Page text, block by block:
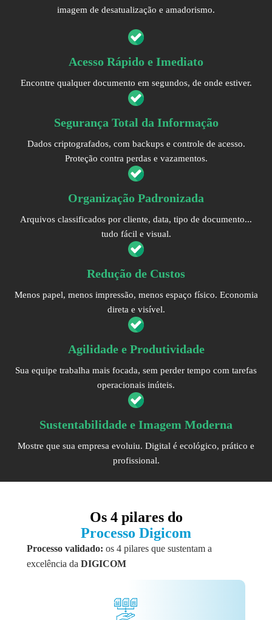
imagem de desatualização e amadorismo.
Acesso Rápido e Imediato
Encontre qualquer documento em segundos, de onde estiver.
Segurança Total da Informação
Dados criptografados, com backups e controle de acesso.
Proteção contra perdas e vazamentos.
Organização Padronizada
Arquivos classificados por cliente, data, tipo de documento...
tudo fácil e visual.
Redução de Custos
Menos papel, menos impressão, menos espaço físico. Economia
direta e visível.
Agilidade e Produtividade
Sua equipe trabalha mais focada, sem perder tempo com tarefas
operacionais inúteis.
Sustentabilidade e Imagem Moderna
Mostre que sua empresa evoluiu. Digital é ecológico, prático e
profissional.
Os 4 pilares do
Processo Digicom
Processo validado: os 4 pilares que sustentam a
excelência da DIGICOM